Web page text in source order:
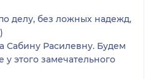
делу, без ложных надежд,
Сабину Расилевну. Будем
этого замечательного